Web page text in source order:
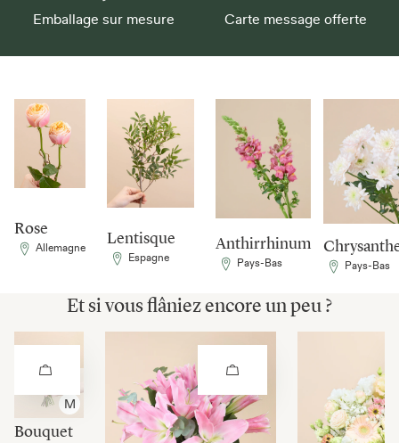
Emballage sur mesure Carte message offerte
Rose
Allemagne
Lentisque
Espagne
Anthirrhinum
Pays-Bas Pays-Bas
Et si vous flâniez encore un peu ?
M
Bouquet